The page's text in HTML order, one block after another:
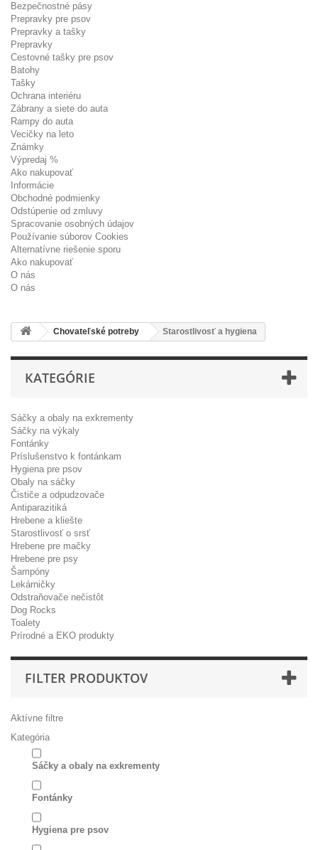
Bezpečnostné pásy
Prepravky pre psov
Prepravky a tašky
Prepravky
Cestovné tašky pre psov
Batohy
Tašky
Ochrana interiéru
Zábrany a siete do auta
Rampy do auta
Vecičky na leto
Známky
Výpredaj %
Ako nakupovať
Informácie
Obchodné podmienky
Odstúpenie od zmluvy
Spracovanie osobných údajov
Používanie súborov Cookies
Alternatívne riešenie sporu
Ako nakupovať
O nás
O nás
Chovateľské potreby Starostlivosť a hygiena
KATEGÓRIE
Sáčky a obaly na exkrementy
Sáčky na výkaly
Fontánky
Príslušenstvo k fontánkam
Hygiena pre psov
Obaly na sáčky
Čističe a odpudzovače
Antiparazitiká
Hrebene a kliešte
Starostlivosť o srsť
Hrebene pre mačky
Hrebene pre psy
Šampóny
Lekárničky
Odstraňovače nečistôt
Dog Rocks
Toalety
Prírodné a EKO produkty
FILTER PRODUKTOV
Aktívne filtre
Kategória
Sáčky a obaly na exkrementy
Fontánky
Hygiena pre psov